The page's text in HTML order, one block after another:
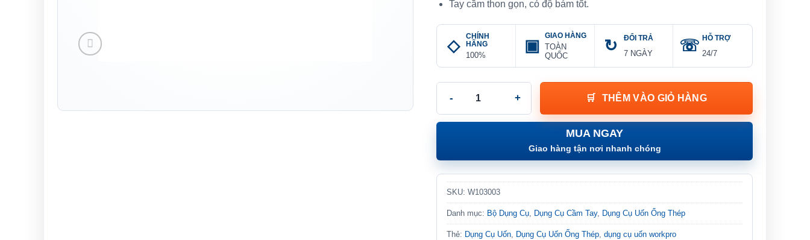
Tay cầm thon gọn, có độ bám tốt.
CHÍNH
HÃNG
100%
GIAO HÀNG
TOÀN
QUỐC
ĐỔI TRẢ
7 NGÀY
HỖ TRỢ
24/7
THÊM VÀO GIỎ HÀNG
MUA NGAY
Giao hàng tận nơi nhanh chóng
SKU:W103003
Danh mục: Bộ Dụng Cụ, Dụng Cụ Cầm Tay, Dụng Cụ Uốn Ống Thép
Thẻ: Dụng Cụ Uốn, Dụng Cụ Uốn Ống Thép,dụng cụ uốn workpro